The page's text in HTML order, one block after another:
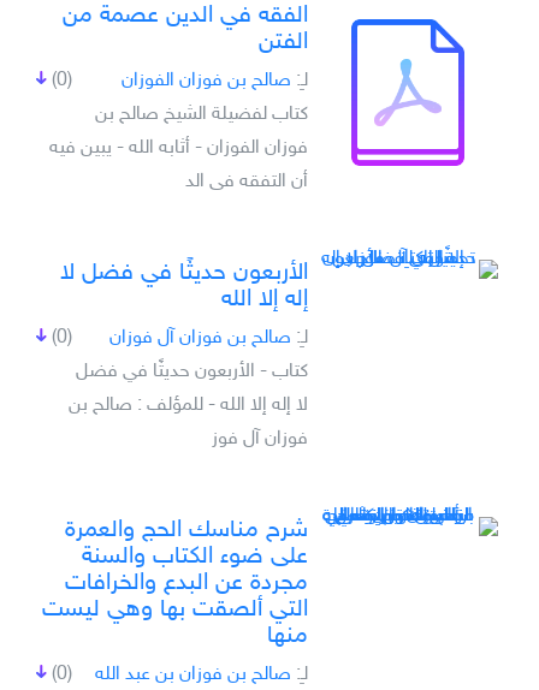
الفقه في الدين عصمة من
الفتن
(0) لـِ: صالح بن فوزان الفوزان
كتاب لفضيلة الشيخ صالح بن
فوزان الفوزان - أثابه الله - يبين فيه
أن التفقه فى الد
الأربعون حديثًا في فضل لا
إله إلا الله
(0) لـِ: صالح بن فوزان آل فوزان
كتاب - الأربعون حديثًا في فضل
لا إله إلا الله - للمؤلف : صالح بن
فوزان آل فوز
شرح مناسك الحج والعمرة
على ضوء الكتاب والسنة
مجردة عن البدع والخرافات
التي ألصقت بها وهي ليست
منها
(0) لـِ: صالح بن فوزان بن عبد الله